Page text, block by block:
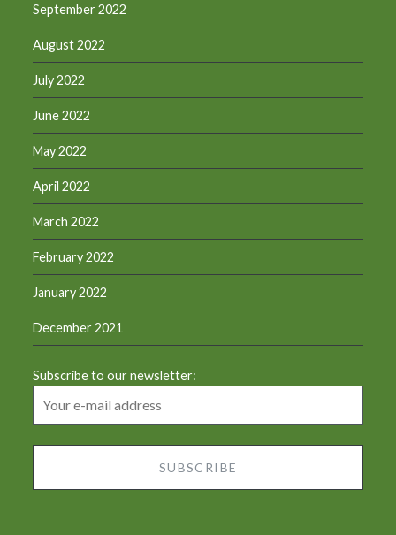
September 2022
August 2022
July 2022
June 2022
May 2022
April 2022
March 2022
February 2022
January 2022
December 2021
Subscribe to our newsletter: